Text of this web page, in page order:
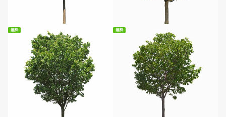
無料ダウンロード 無料ダウンロード
無料
無料ダウンロード
無料
無料ダウンロード